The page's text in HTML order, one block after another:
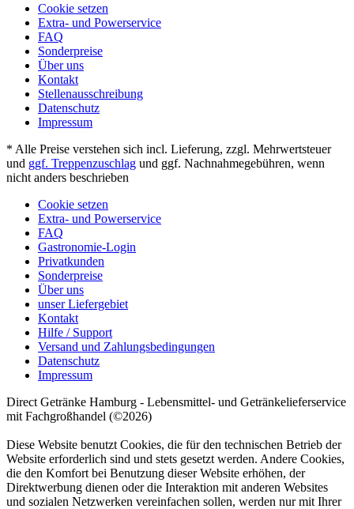
Cookie setzen
Extra- und Powerservice
FAQ
Sonderpreise
Über uns
Kontakt
Stellenausschreibung
Datenschutz
Impressum
* Alle Preise verstehen sich incl. Lieferung, zzgl. Mehrwertsteuer
und ggf. Treppenzuschlag und ggf. Nachnahmegebühren, wenn
nicht anders beschrieben
Cookie setzen
Extra- und Powerservice
FAQ
Gastronomie-Login
Privatkunden
Sonderpreise
Über uns
unser Liefergebiet
Kontakt
Hilfe / Support
Versand und Zahlungsbedingungen
Datenschutz
Impressum
Direct Getränke Hamburg - Lebensmittel- und Getränkelieferservice
mit Fachgroßhandel (©2026)
Diese Website benutzt Cookies, die für den technischen Betrieb der
Website erforderlich sind und stets gesetzt werden. Andere Cookies,
die den Komfort bei Benutzung dieser Website erhöhen, der
Direktwerbung dienen oder die Interaktion mit anderen Websites
und sozialen Netzwerken vereinfachen sollen, werden nur mit Ihrer